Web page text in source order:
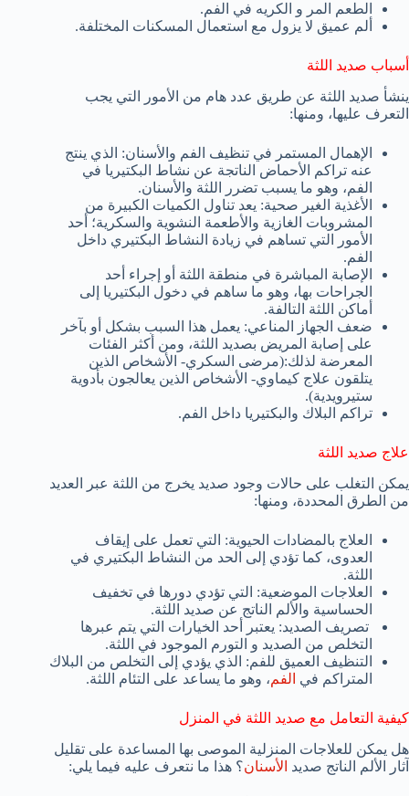
الطعم المر و الكريه في الفم.
ألم عميق لا يزول مع استعمال المسكنات المختلفة.
أسباب صديد اللثة
ينشأ صديد اللثة عن طريق عدد هام من الأمور التي يجب
التعرف عليها، ومنها:
الإهمال المستمر في تنظيف الفم والأسنان: الذي ينتج
عنه تراكم الأحماض الناتجة عن نشاط البكتيريا في
الفم، وهو ما يسبب تضرر اللثة والأسنان.
الأغذية الغير صحية: يعد تناول الكميات الكبيرة من
المشروبات الغازية والأطعمة النشوية والسكرية؛ أحد
الأمور التي تساهم في زيادة النشاط البكتيري داخل
الفم.
الإصابة المباشرة في منطقة اللثة أو إجراء أحد
الجراحات بها، وهو ما ساهم في دخول البكتيريا إلى
أماكن اللثة التالفة.
ضعف الجهاز المناعي: يعمل هذا السبب بشكل أو بآخر
على إصابة المريض بصديد اللثة، ومن أكثر الفئات
المعرضة لذلك:(مرضى السكري- الأشخاص الذين
يتلقون علاج كيماوي- الأشخاص الذين يعالجون بأدوية
ستيرويدية).
تراكم البلاك والبكتيريا داخل الفم.
علاج صديد اللثة
يمكن التغلب على حالات وجود صديد يخرج من اللثة عبر العديد
من الطرق المحددة، ومنها:
العلاج بالمضادات الحيوية: التي تعمل على إيقاف
العدوى، كما تؤدي إلى الحد من النشاط البكتيري في
اللثة.
العلاجات الموضعية: التي تؤدي دورها في تخفيف
الحساسية والألم الناتج عن صديد اللثة.
تصريف الصديد: يعتبر أحد الخيارات التي يتم عبرها
التخلص من الصديد و التورم الموجود في اللثة.
التنظيف العميق للفم: الذي يؤدي إلى التخلص من البلاك
المتراكم في الفم، وهو ما يساعد على التئام اللثة.
كيفية التعامل مع صديد اللثة في المنزل
هل يمكن للعلاجات المنزلية الموصى بها المساعدة على تقليل
آثار الألم الناتج صديد الأسنان؟ هذا ما نتعرف عليه فيما يلي: